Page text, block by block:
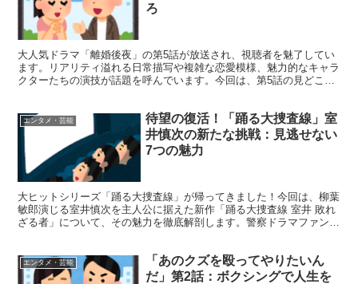
ろ
大人気ドラマ「離婚後夜」の第5話が放送され、視聴者を魅了してい
ます。リアリティ溢れる日常描写や複雑な恋愛模様、魅力的なキャラ
クターたちの演技が話題を呼んでいます。今回は、第5話の見どころ
エンタメ・芸能
待望の復活！「踊る大捜査線」室
井慎次の新たな挑戦：見逃せない
7つの魅力
大ヒットシリーズ「踊る大捜査線」が帰ってきました！今回は、柳葉
敏郎演じる室井慎次を主人公に据えた新作「踊る大捜査線 室井 敗れ
ざる者」について、その魅力を徹底解剖します。警察ドラマファンは
エンタメ・芸能
「あのクズを殴ってやりたいん
だ」第2話：ボクシングで人生を